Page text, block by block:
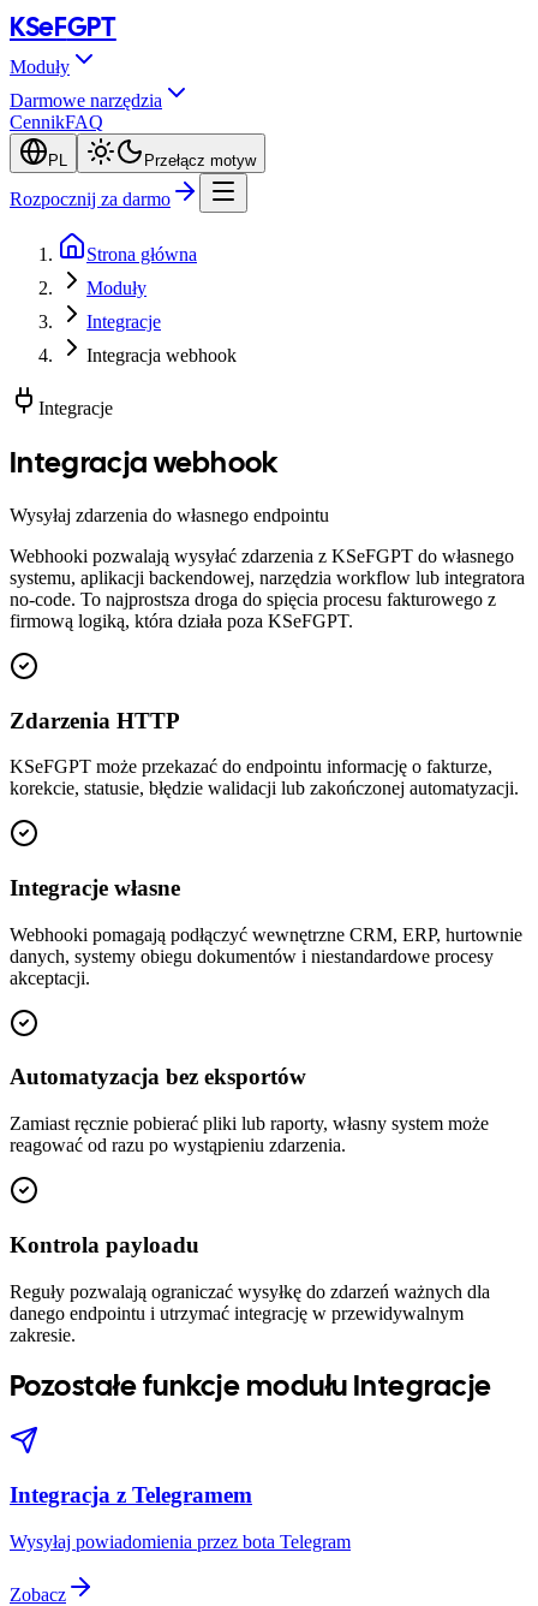
KSeFGPT
Moduły
Darmowe narzędzia
CennikFAQ
PL Przełącz motyw
Rozpocznij za darmo
Strona główna
Moduły
Integracje
Integracja webhook
Integracje
Integracja webhook
Wysyłaj zdarzenia do własnego endpointu
Webhooki pozwalają wysyłać zdarzenia z KSeFGPT do własnego
systemu, aplikacji backendowej, narzędzia workflow lub integratora
no-code. To najprostsza droga do spięcia procesu fakturowego z
firmową logiką, która działa poza KSeFGPT.
Zdarzenia HTTP
KSeFGPT może przekazać do endpointu informację o fakturze,
korekcie, statusie, błędzie walidacji lub zakończonej automatyzacji.
Integracje własne
Webhooki pomagają podłączyć wewnętrzne CRM, ERP, hurtownie
danych, systemy obiegu dokumentów i niestandardowe procesy
akceptacji.
Automatyzacja bez eksportów
Zamiast ręcznie pobierać pliki lub raporty, własny system może
reagować od razu po wystąpieniu zdarzenia.
Kontrola payloadu
Reguły pozwalają ograniczać wysyłkę do zdarzeń ważnych dla
danego endpointu i utrzymać integrację w przewidywalnym
zakresie.
Pozostałe funkcje modułu Integracje
Integracja z Telegramem
Wysyłaj powiadomienia przez bota Telegram
Zobacz